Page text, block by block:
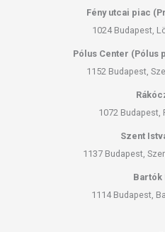
Fény utcai piac
1024 Budapest,
Pólus Center (Pólus
1152 Budapest,
1072 Budapest,
Szent
1137 Budapest,
Bartók
1114 Budapest,